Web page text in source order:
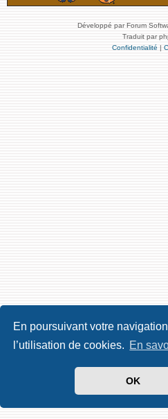
En poursuivant votre
l’utilisation de cookies. En
OK
Développé par Forum
Traduit par
Confidentialité |